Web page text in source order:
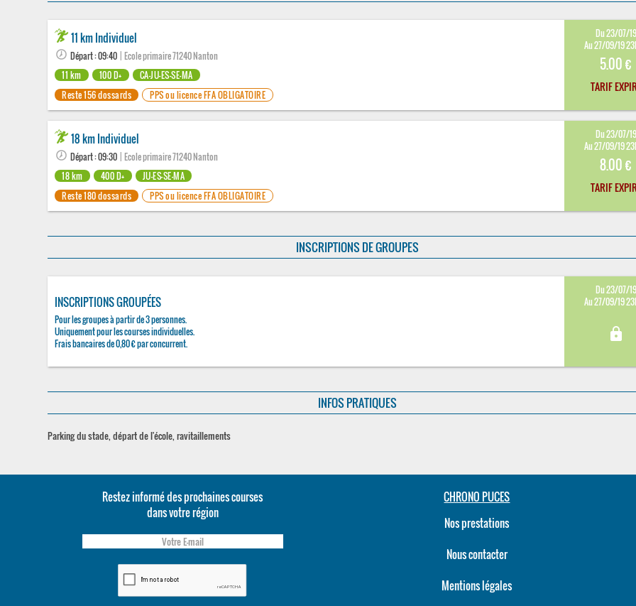
11 km Individuel
Départ : 09:40 | Ecole primaire 71240 Nanton
11 km
100 D+
CA-JU-ES-SE-MA
Reste 156 dossards
PPS ou licence FFA OBLIGATOIRE
Du 23/07/19
Au 27/09/19
5.00 €
TARIF
18 km Individuel
Départ : 09:30 | Ecole primaire 71240 Nanton
18 km
400 D+
JU-ES-SE-MA
Reste 180 dossards
PPS ou licence FFA OBLIGATOIRE
Du 23/07/19
Au 27/09/19
8.00 €
TARIF
INSCRIPTIONS DE GROUPES
INSCRIPTIONS GROUPÉES
Pour les groupes à partir de 3 personnes.
Uniquement pour les courses individuelles.
Frais bancaires de 0,80 € par concurrent.
Du 23/07/19
Au 27/09/19
lock
INFOS PRATIQUES
Parking du stade, départ de l'école, ravitaillements
Restez informé des prochaines courses
dans votre région
CHRONO PUCES
Nos prestations
Nous contacter
Mentions légales